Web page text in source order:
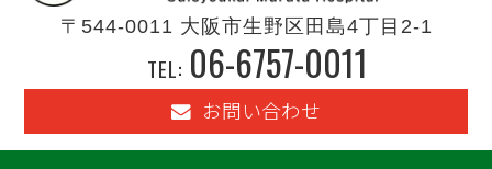
〒544-0011 大阪市生野区田島4丁目2-1
TEL: 06-6757-0011
お問い合わせ